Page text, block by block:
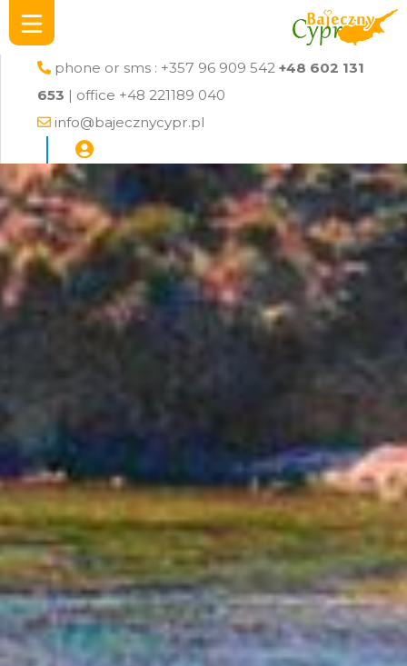
phone or sms : +357 96 909 542 +48 602 131
653 | office +48 221189 040
info@bajecznycypr.pl